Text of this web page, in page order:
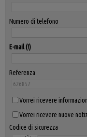
Numero di telefono
E-mail
Referenza
Vorrei ricevere
Vorrei ricevere nuove
Codice di sicurezza